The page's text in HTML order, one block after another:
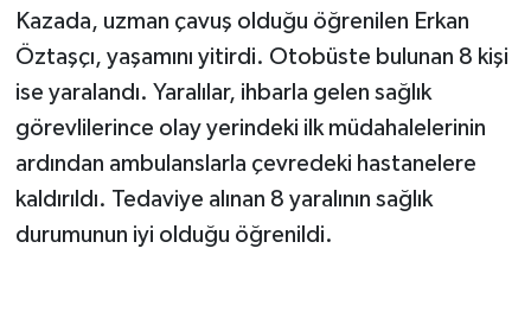
Kazada, uzman çavuş olduğu öğrenilen Erkan
Öztaşçı, yaşamını yitirdi. Otobüste bulunan 8 kişi
ise yaralandı. Yaralılar, ihbarla gelen sağlık
görevlilerince olay yerindeki ilk müdahalelerinin
ardından ambulanslarla çevredeki hastanelere
kaldırıldı. Tedaviye alınan 8 yaralının sağlık
durumunun iyi olduğu öğrenildi.